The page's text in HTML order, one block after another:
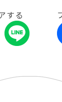
する